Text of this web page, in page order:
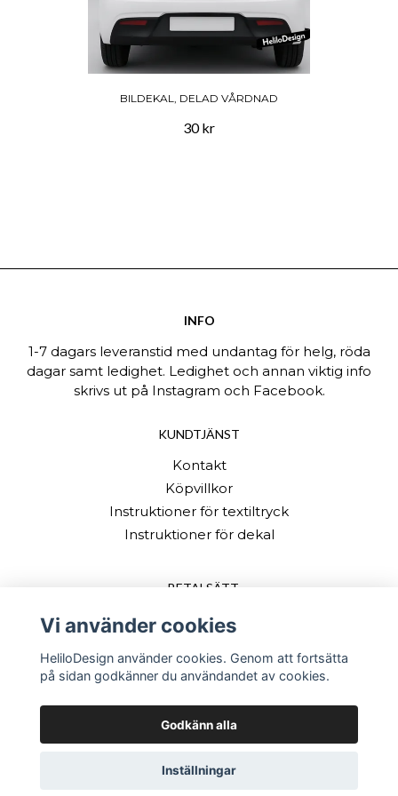
BILDEKAL, DELAD VÅRDNAD
30 kr
INFO
1-7 dagars leveranstid med undantag för helg, röda
dagar samt ledighet. Ledighet och annan viktig info
skrivs ut på Instagram och Facebook.
KUNDTJÄNST
Kontakt
Köpvillkor
Instruktioner för textiltryck
Instruktioner för dekal
BETALSÄTT
Vi använder cookies
HeliloDesign använder cookies. Genom att fortsätta
på sidan godkänner du användandet av cookies.
Godkänn alla
Inställningar